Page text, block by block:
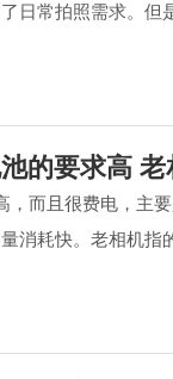
日常拍照需求。但
的要求高
，而且很费电，主
消耗快。老相机指